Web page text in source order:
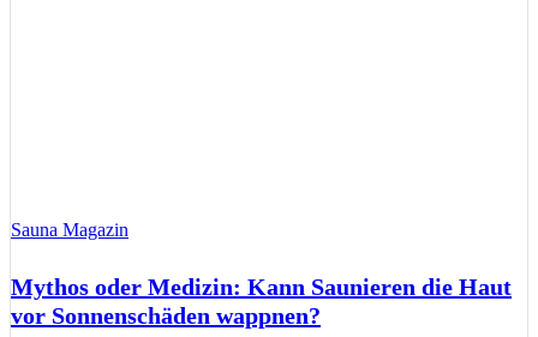
Sauna Magazin
Mythos oder Medizin: Kann Saunieren die Haut
vor Sonnenschäden wappnen?